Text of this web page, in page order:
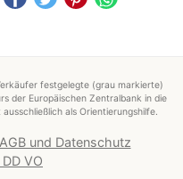
festgelegte (grau markierte)
der Europäischen Zentralbank in die
als Orientierungshilfe.
AGB und Datenschutz
VO